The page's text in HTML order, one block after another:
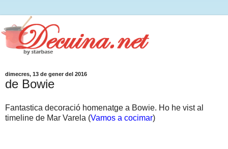
dimecres, 13 de gener del 2016
de Bowie
Fantastica decoració homenatge a Bowie. Ho he vist al
timeline de Mar Varela (Vamos a cocimar)